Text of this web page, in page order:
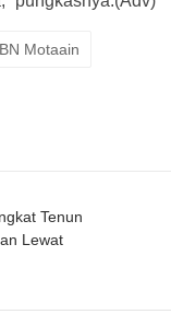
Motaain
Tenun
Lewat